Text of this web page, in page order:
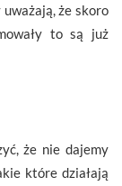
że skoro
to są już
że nie dajemy
które działają